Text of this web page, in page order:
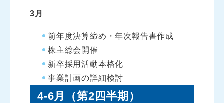
3月
前年度決算締め・年次報告書作成
株主総会開催
新卒採用活動本格化
事業計画の詳細検討
4-6月（第2四半期）